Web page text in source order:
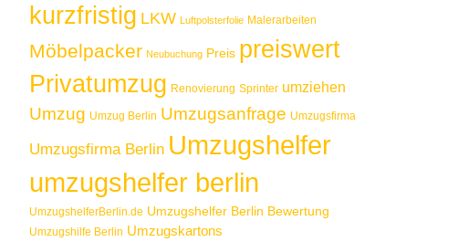
kurzfristig LKW Luftpolsterfolie Malerarbeiten
Möbelpacker Neubuchung Preis preiswert
Privatumzug Renovierung Sprinter umziehen
Umzug Umzug Berlin Umzugsanfrage Umzugsfirma
Umzugsfirma Berlin Umzugshelfer
umzugshelfer berlin
UmzugshelferBerlin.de Umzugshelfer Berlin Bewertung
Umzugshilfe Berlin Umzugskartons